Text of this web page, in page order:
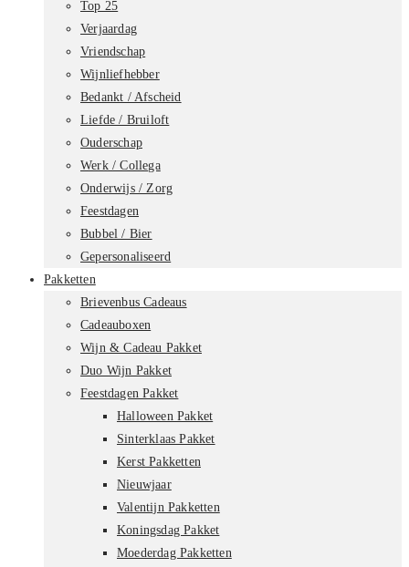
Top 25
Verjaardag
Vriendschap
Wijnliefhebber
Bedankt / Afscheid
Liefde / Bruiloft
Ouderschap
Werk / Collega
Onderwijs / Zorg
Feestdagen
Bubbel / Bier
Gepersonaliseerd
Pakketten
Brievenbus Cadeaus
Cadeauboxen
Wijn & Cadeau Pakket
Duo Wijn Pakket
Feestdagen Pakket
Halloween Pakket
Sinterklaas Pakket
Kerst Pakketten
Nieuwjaar
Valentijn Pakketten
Koningsdag Pakket
Moederdag Pakketten